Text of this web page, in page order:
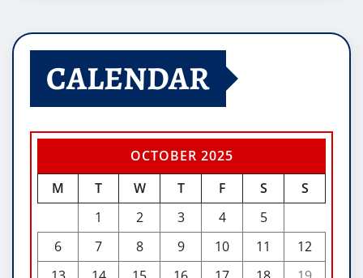
CALENDAR
OCTOBER 2025
M
T W T F S
S
1
2 3 4
5
6
7 8 9 10 11
12